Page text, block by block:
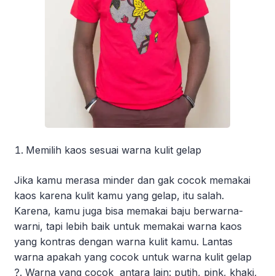
Memilih kaos sesuai warna kulit gelap
Jika kamu merasa minder dan gak cocok memakai
kaos karena kulit kamu yang gelap, itu salah.
Karena, kamu juga bisa memakai baju berwarna-
warni, tapi lebih baik untuk memakai warna kaos
yang kontras dengan warna kulit kamu. Lantas
warna apakah yang cocok untuk warna kulit gelap
?. Warna yang cocok antara lain: putih, pink, khaki,